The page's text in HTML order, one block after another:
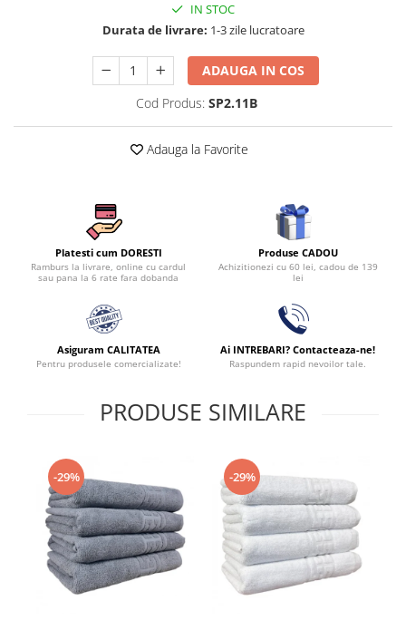
IN STOC
Durata de livrare: 1-3 zile lucratoare
ADAUGA IN COS
Cod Produs: SP2.11B
Adauga la Favorite
Platesti cum DORESTI
Ramburs la livrare, online cu cardul
sau pana la 6 rate fara dobanda
Produse CADOU
Achizitionezi cu 60 lei, cadou de 139
lei
Asiguram CALITATEA
Pentru produsele comercializate!
Ai INTREBARI? Contacteaza-ne!
Raspundem rapid nevoilor tale.
PRODUSE SIMILARE
-29% -29%